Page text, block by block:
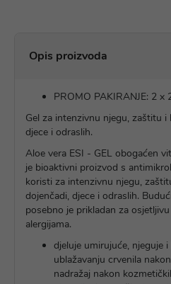
Opis proizvoda
PROMO PAKIRANJE: 2 x
Gel za intenzivnu njegu, zaštitu
djece i odraslih.
Aloe vera ESI - GEL obogaćen
je bioaktivni proizvod s
koristi za intenzivnu njegu,
dojenčadi, djece i odraslih.
posebno je prikladan za
alergijama.
djeluje umirujuće, njeguje
ublažavanju crvenila
nadražaj nakon